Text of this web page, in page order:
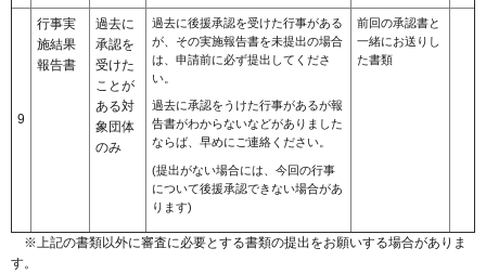
9
行事実
施結果
報告書
過去に
承認を
受けた
ことが
ある対
象団体
のみ
過去に後援承認を受けた行事がある
が、その実施報告書を未提出の場合
は、申請前に必ず提出してくださ
い。
過去に承認をうけた行事があるが報
告書がわからないなどがありました
ならば、早めにご連絡ください。
(提出がない場合には、今回の行事
について後援承認できない場合があ
ります)
前回の承認書と
一緒にお送りし
た書類
※上記の書類以外に審査に必要とする書類の提出をお願いする場合がありま
す。